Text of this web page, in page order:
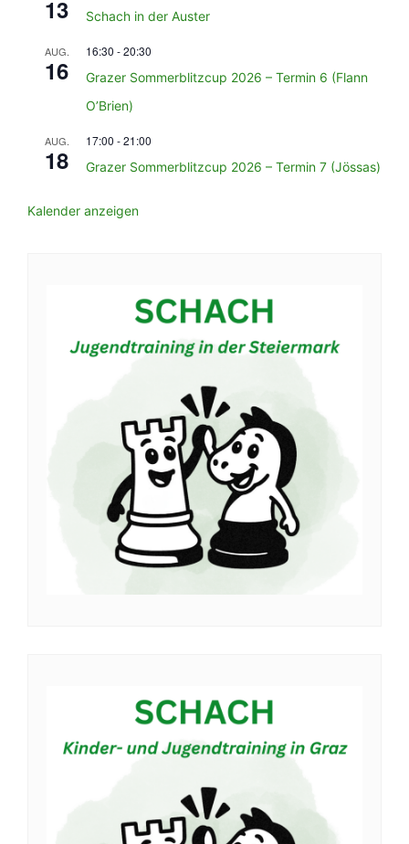
13
Schach in der Auster
AUG.
16
16:30 -20:30
Grazer Sommerblitzcup 2026 – Termin 6 (Flann
O’Brien)
AUG.
18
17:00 -21:00
Grazer Sommerblitzcup 2026 – Termin 7 (Jössas)
Kalender anzeigen